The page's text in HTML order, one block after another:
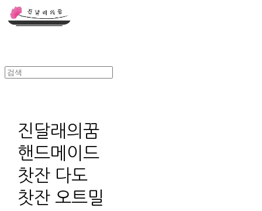
진달래의꿈
핸드메이드
찻잔 다도
찻잔 오트밀